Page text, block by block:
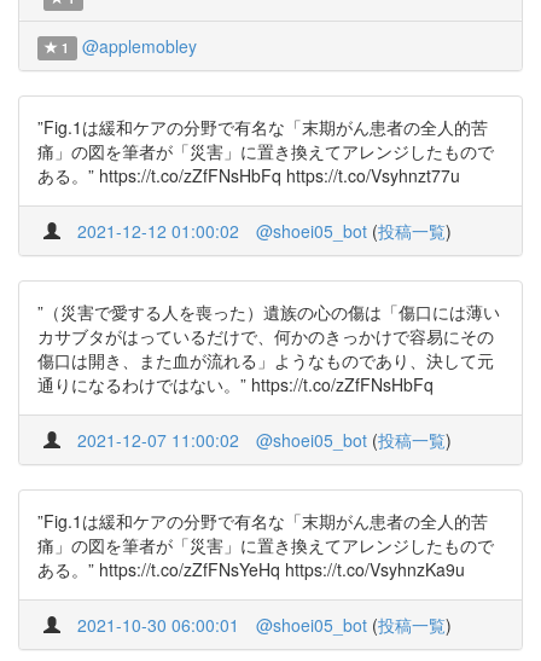
1 @applemobley
”Fig.1は緩和ケアの分野で有名な「末期がん患者の全人的苦
痛」の図を筆者が「災害」に置き換えてアレンジしたもので
ある。” https://t.co/zZfFNsHbFq https://t.co/Vsyhnzt77u
2021-12-12 01:00:02 @shoei05_bot (投稿一覧)
”（災害で愛する人を喪った）遺族の心の傷は「傷口には薄い
カサブタがはっているだけで、何かのきっかけで容易にその
傷口は開き、また血が流れる」ようなものであり、決して元
通りになるわけではない。” https://t.co/zZfFNsHbFq
2021-12-07 11:00:02 @shoei05_bot (投稿一覧)
”Fig.1は緩和ケアの分野で有名な「末期がん患者の全人的苦
痛」の図を筆者が「災害」に置き換えてアレンジしたもので
ある。” https://t.co/zZfFNsYeHq https://t.co/VsyhnzKa9u
2021-10-30 06:00:01 @shoei05_bot (投稿一覧)